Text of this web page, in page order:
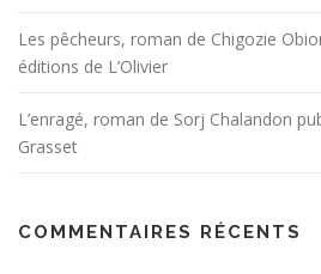
Les pêcheurs, roman de Chigozie
éditions de L’Olivier
L’enragé, roman de Sorj Chalandon
Grasset
COMMENTAIRES RÉCENTS